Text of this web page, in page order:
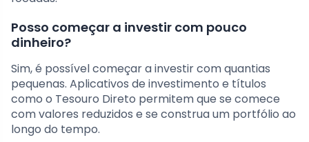
Posso começar a investir com pouco
dinheiro?
Sim, é possível começar a investir com quantias
pequenas. Aplicativos de investimento e títulos
como o Tesouro Direto permitem que se comece
com valores reduzidos e se construa um portfólio ao
longo do tempo.